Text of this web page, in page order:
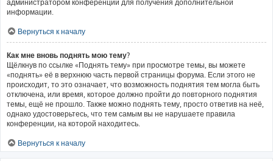
администратором конференции для получения дополнительной
информации.
Вернуться к началу
Как мне вновь поднять мою тему?
Щёлкнув по ссылке «Поднять тему» при просмотре темы, вы можете
«поднять» её в верхнюю часть первой страницы форума. Если этого не
происходит, то это означает, что возможность поднятия тем могла быть
отключена, или время, которое должно пройти до повторного поднятия
темы, ещё не прошло. Также можно поднять тему, просто ответив на неё,
однако удостоверьтесь, что тем самым вы не нарушаете правила
конференции, на которой находитесь.
Вернуться к началу